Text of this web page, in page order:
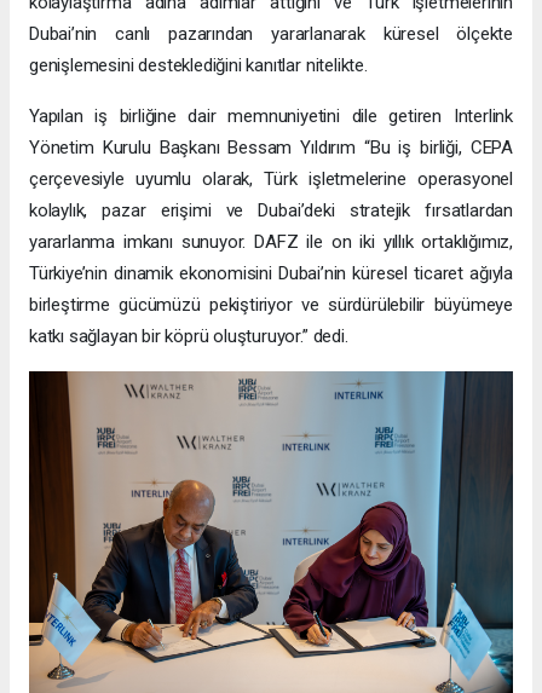
Dubai’nin canlı pazarından yararlanarak küresel ölçekte
genişlemesini desteklediğini kanıtlar nitelikte.
Yapılan iş birliğine dair memnuniyetini dile getiren Interlink
Yönetim Kurulu Başkanı Bessam Yıldırım “Bu iş birliği, CEPA
çerçevesiyle uyumlu olarak, Türk işletmelerine operasyonel
kolaylık, pazar erişimi ve Dubai’deki stratejik fırsatlardan
yararlanma imkanı sunuyor. DAFZ ile on iki yıllık ortaklığımız,
Türkiye’nin dinamik ekonomisini Dubai’nin küresel ticaret ağıyla
birleştirme gücümüzü pekiştiriyor ve sürdürülebilir büyümeye
katkı sağlayan bir köprü oluşturuyor.” dedi.